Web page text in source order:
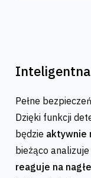
Pełne
Dzięki funkcji
będzie aktywnie
bieżąco
reaguje na